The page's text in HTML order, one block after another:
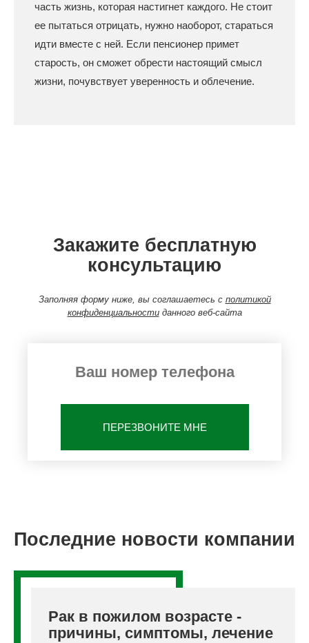
часть жизнь, которая настигнет каждого. Не стоит
ее пытаться отрицать, нужно наоборот, стараться
идти вместе с ней. Если пенсионер примет
старость, он сможет обрести настоящий смысл
жизни, почувствует уверенность и облечение.
Закажите бесплатную
консультацию
Заполняя форму ниже, вы соглашаетесь с политикой
конфиденциальностиданного веб-сайта
ПЕРЕЗВОНИТЕ МНЕ
Последние новости компании
Рак в пожилом возрасте -
причины, симптомы, лечение